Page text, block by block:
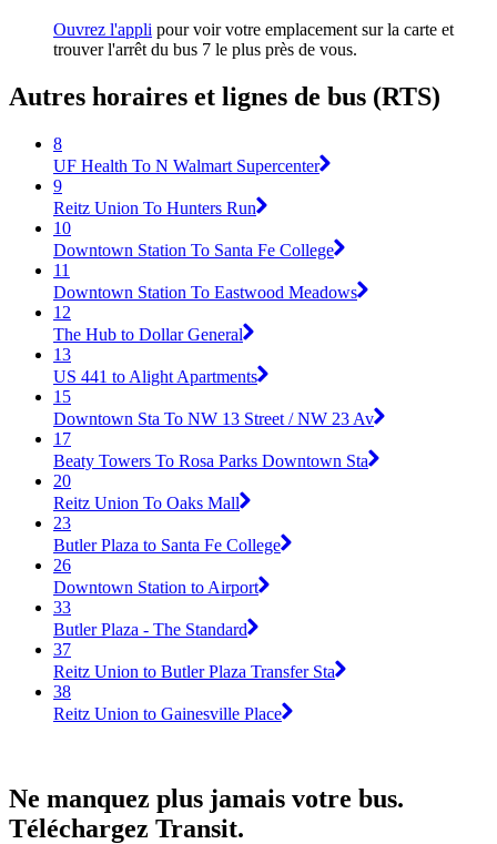
Ouvrez l'appli pour voir votre emplacement sur la carte et
trouver l'arrêt du bus 7 le plus près de vous.
Autres horaires et lignes de bus (RTS)
8
UF Health To N Walmart Supercenter
9
Reitz Union To Hunters Run
10
Downtown Station To Santa Fe College
11
Downtown Station To Eastwood Meadows
12
The Hub to Dollar General
13
US 441 to Alight Apartments
15
Downtown Sta To NW 13 Street / NW 23 Av
17
Beaty Towers To Rosa Parks Downtown Sta
20
Reitz Union To Oaks Mall
23
Butler Plaza to Santa Fe College
26
Downtown Station to Airport
33
Butler Plaza - The Standard
37
Reitz Union to Butler Plaza Transfer Sta
38
Reitz Union to Gainesville Place
Ne manquez plus jamais votre bus.
Téléchargez Transit.